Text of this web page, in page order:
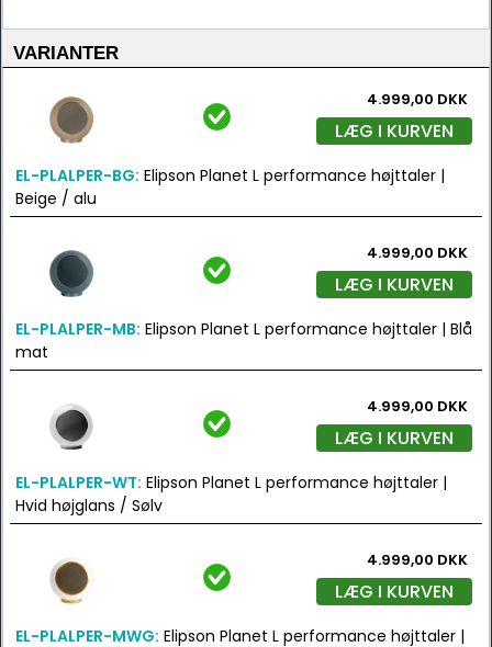
VARIANTER
4.999,00 DKK
LÆG I KURVEN
EL-PLALPER-BG: Elipson Planet L performance højttaler |
Beige / alu
4.999,00 DKK
LÆG I KURVEN
EL-PLALPER-MB: Elipson Planet L performance højttaler | Blå
mat
4.999,00 DKK
LÆG I KURVEN
EL-PLALPER-WT: Elipson Planet L performance højttaler |
Hvid højglans / Sølv
4.999,00 DKK
LÆG I KURVEN
EL-PLALPER-MWG: Elipson Planet L performance højttaler |